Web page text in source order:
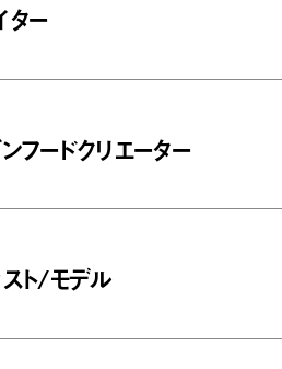
ター
フードクリエーター
ト/モデル